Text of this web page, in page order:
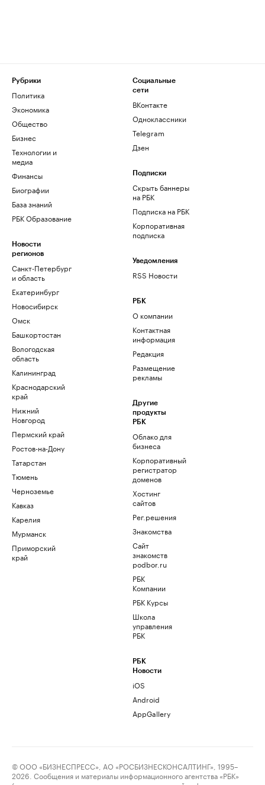
Рубрики
Политика
Экономика
Общество
Бизнес
Технологии и
медиа
Финансы
Биографии
База знаний
РБК Образование
Новости
регионов
Санкт-Петербург
и область
Екатеринбург
Новосибирск
Омск
Башкортостан
Вологодская
область
Калининград
Краснодарский
край
Нижний
Новгород
Пермский край
Ростов-на-Дону
Татарстан
Тюмень
Черноземье
Кавказ
Карелия
Мурманск
Приморский
край
Социальные
сети
ВКонтакте
Одноклассники
Telegram
Дзен
Подписки
Скрыть баннеры
на РБК
Подписка на РБК
Корпоративная
подписка
Уведомления
RSS Новости
РБК
О компании
Контактная
информация
Редакция
Размещение
рекламы
Другие
продукты
РБК
Облако для
бизнеса
Корпоративный
регистратор
доменов
Хостинг
сайтов
Рег.решения
Знакомства
Сайт
знакомств
podbor.ru
РБК
Компании
РБК Курсы
Школа
управления
РБК
РБК
Новости
iOS
Android
AppGallery
© ООО «БИЗНЕСПРЕСС», АО «РОСБИЗНЕСКОНСАЛТИНГ», 1995–
2026. Сообщения и материалы информационного агентства «РБК»